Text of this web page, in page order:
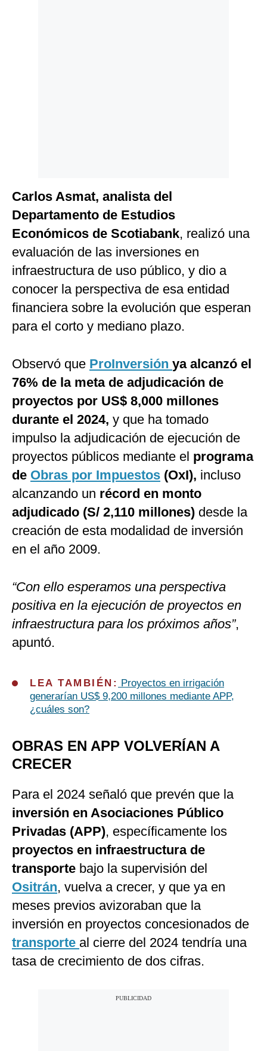
Carlos Asmat, analista del
Departamento de Estudios
Económicos de Scotiabank, realizó una
evaluación de las inversiones en
infraestructura de uso público, y dio a
conocer la perspectiva de esa entidad
financiera sobre la evolución que esperan
para el corto y mediano plazo.
Observó que ProInversión ya alcanzó el
76% de la meta de adjudicación de
proyectos por US$ 8,000 millones
durante el 2024, y que ha tomado
impulso la adjudicación de ejecución de
proyectos públicos mediante el programa
de Obras por Impuestos (OxI), incluso
alcanzando un récord en monto
adjudicado (S/ 2,110 millones) desde la
creación de esta modalidad de inversión
en el año 2009.
“Con ello esperamos una perspectiva
positiva en la ejecución de proyectos en
infraestructura para los próximos años”,
apuntó.
LEA TAMBIÉN:
Proyectos en irrigación
generarían US$ 9,200 millones mediante APP,
¿cuáles son?
OBRAS EN APP VOLVERÍAN A
CRECER
Para el 2024 señaló que prevén que la
inversión en Asociaciones Público
Privadas (APP), específicamente los
proyectos en infraestructura de
transporte bajo la supervisión del
Ositrán, vuelva a crecer, y que ya en
meses previos avizoraban que la
inversión en proyectos concesionados de
transporte al cierre del 2024 tendría una
tasa de crecimiento de dos cifras.